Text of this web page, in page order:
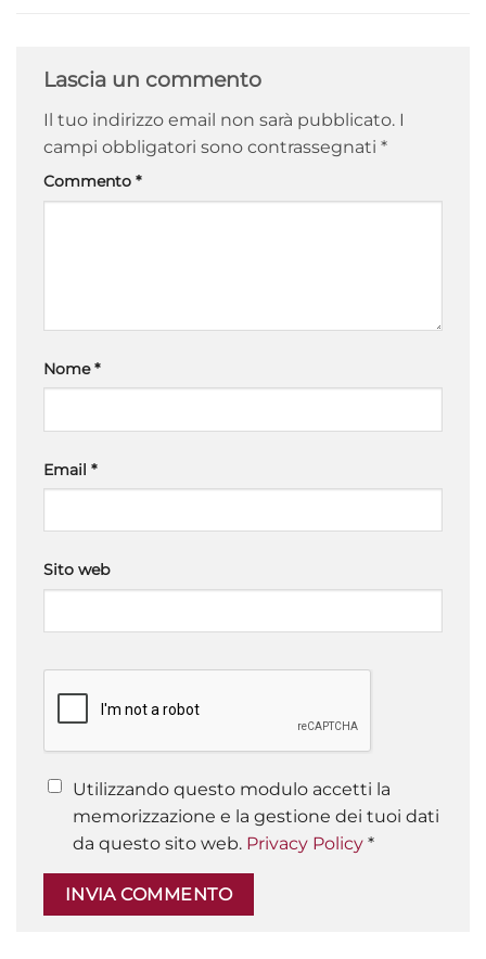
Lascia un commento
Il tuo indirizzo email non sarà pubblicato. I
campi obbligatori sono contrassegnati *
Commento *
Nome*
Email *
Sito web
Utilizzando questo modulo accetti la
memorizzazione e la gestione dei tuoi dati
da questo sito web. Privacy Policy *